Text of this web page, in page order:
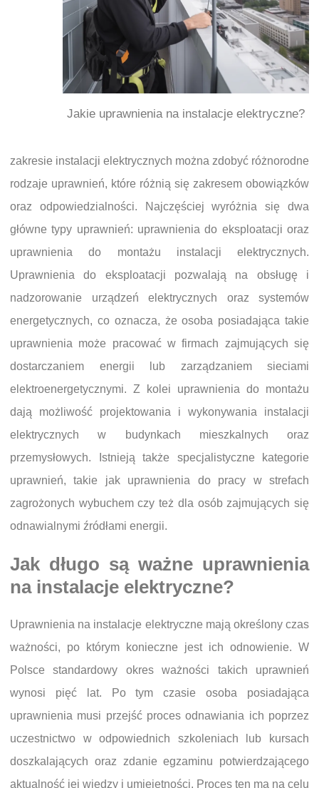
Jakie uprawnienia na instalacje elektryczne?
zakresie instalacji elektrycznych można zdobyć różnorodne
rodzaje uprawnień, które różnią się zakresem obowiązków
oraz odpowiedzialności. Najczęściej wyróżnia się dwa
główne typy uprawnień: uprawnienia do eksploatacji oraz
uprawnienia do montażu instalacji elektrycznych.
Uprawnienia do eksploatacji pozwalają na obsługę i
nadzorowanie urządzeń elektrycznych oraz systemów
energetycznych, co oznacza, że osoba posiadająca takie
uprawnienia może pracować w firmach zajmujących się
dostarczaniem energii lub zarządzaniem sieciami
elektroenergetycznymi. Z kolei uprawnienia do montażu
dają możliwość projektowania i wykonywania instalacji
elektrycznych w budynkach mieszkalnych oraz
przemysłowych. Istnieją także specjalistyczne kategorie
uprawnień, takie jak uprawnienia do pracy w strefach
zagrożonych wybuchem czy też dla osób zajmujących się
odnawialnymi źródłami energii.
Jak długo są ważne uprawnienia
na instalacje elektryczne?
Uprawnienia na instalacje elektryczne mają określony czas
ważności, po którym konieczne jest ich odnowienie. W
Polsce standardowy okres ważności takich uprawnień
wynosi pięć lat. Po tym czasie osoba posiadająca
uprawnienia musi przejść proces odnawiania ich poprzez
uczestnictwo w odpowiednich szkoleniach lub kursach
doszkalających oraz zdanie egzaminu potwierdzającego
aktualność jej wiedzy i umiejętności. Proces ten ma na celu